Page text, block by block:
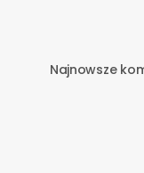
Najnowsze